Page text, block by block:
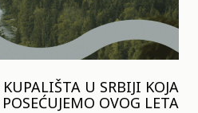
U SRBIJI KOJA
POSEĆUJEMO OVOG LETA